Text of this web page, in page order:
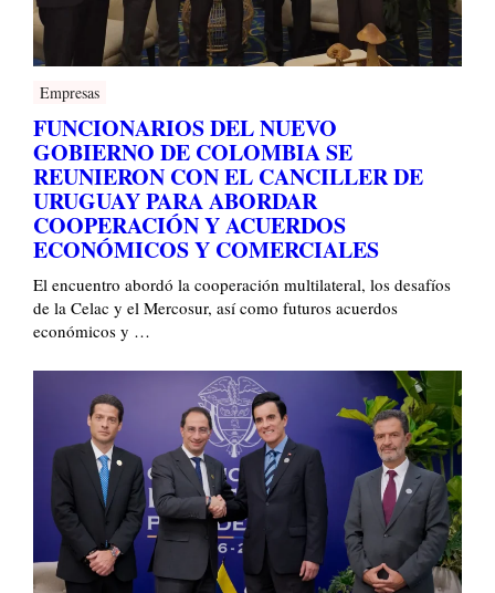
Empresas
FUNCIONARIOS DEL NUEVO
GOBIERNO DE COLOMBIA SE
REUNIERON CON EL CANCILLER DE
URUGUAY PARA ABORDAR
COOPERACIÓN Y ACUERDOS
ECONÓMICOS Y COMERCIALES
El encuentro abordó la cooperación multilateral, los desafíos
de la Celac y el Mercosur, así como futuros acuerdos
económicos y …